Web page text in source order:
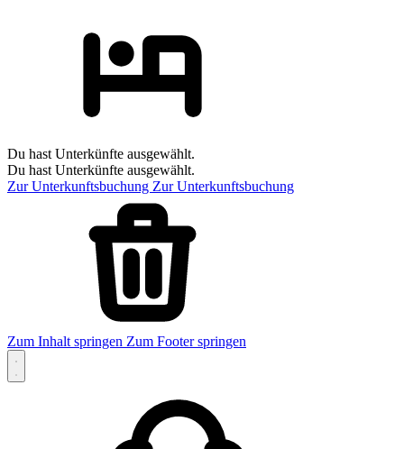
Du hast Unterkünfte ausgewählt.
Du hast Unterkünfte ausgewählt.
Zur Unterkunftsbuchung Zur Unterkunftsbuchung
Zum Inhalt springen Zum Footer springen